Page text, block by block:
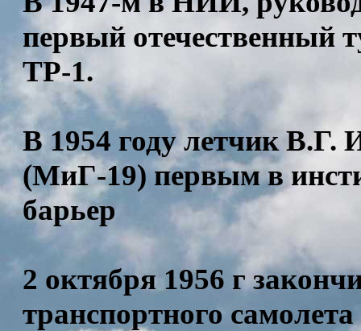
первый отечественный
ТР-1.
В 1954 году летчик В.Г.
(МиГ-19) первым в
барьер
2 октября 1956 г
транспортного